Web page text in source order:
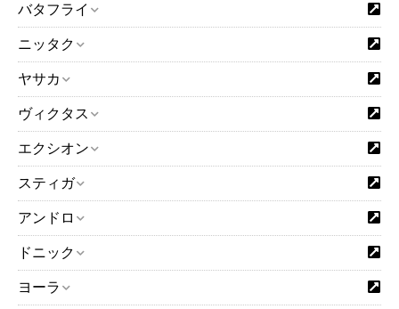
バタフライ
ニッタク
ヤサカ
ヴィクタス
エクシオン
スティガ
アンドロ
ドニック
ヨーラ